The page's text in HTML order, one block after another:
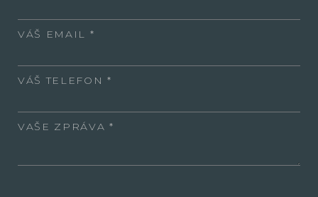
VÁŠ EMAIL
VÁŠ TELEFON
VAŠE ZPRÁVA